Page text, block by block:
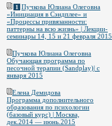
1 Пучкова Юлиана Олеговна
«Инициация в Сэндплее» и
«Процессы привязанности:
паттерны на всю жизнь» | Лекции-
семинары 14, 15 и 21 февраля 2015
Пучкова Юлиана Олеговна
Обучающая программа по
песочной терапии (Sandplay)| с
января 2015
Елена Демидова
Программа дополнительного
образования по психологии
(базовый курс) | Москва,
дек.2014 — июнь.2015